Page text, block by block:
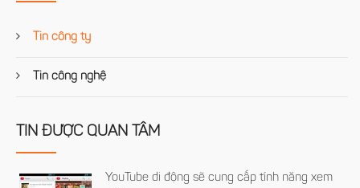
Tin công ty
Tin công nghệ
TIN ĐƯỢC QUAN TÂM
YouTube di động sẽ cung cấp tính năng xem